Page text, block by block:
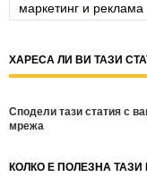
маркетинг и реклама
ХАРЕСА ЛИ ВИ ТАЗИ
Сподели тази статия с
мрежа
КОЛКО Е ПОЛЕЗНА